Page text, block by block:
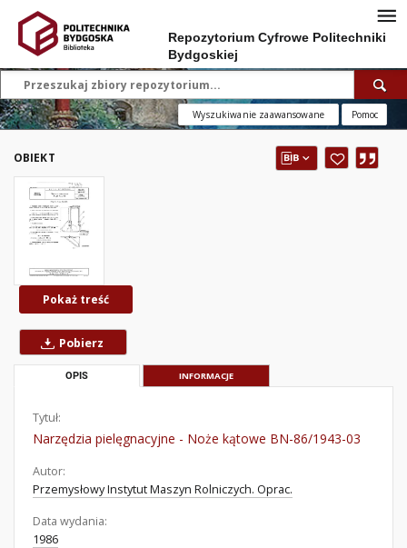
Repozytorium Cyfrowe Politechniki
Bydgoskiej
Wyszukiwanie zaawansowane Pomoc
OBIEKT
Pokaż treść
Pobierz
OPIS INFORMACJE
Tytuł:
Narzędzia pielęgnacyjne - Noże kątowe BN-86/1943-03
Autor:
Przemysłowy Instytut Maszyn Rolniczych. Oprac.
Data wydania:
1986